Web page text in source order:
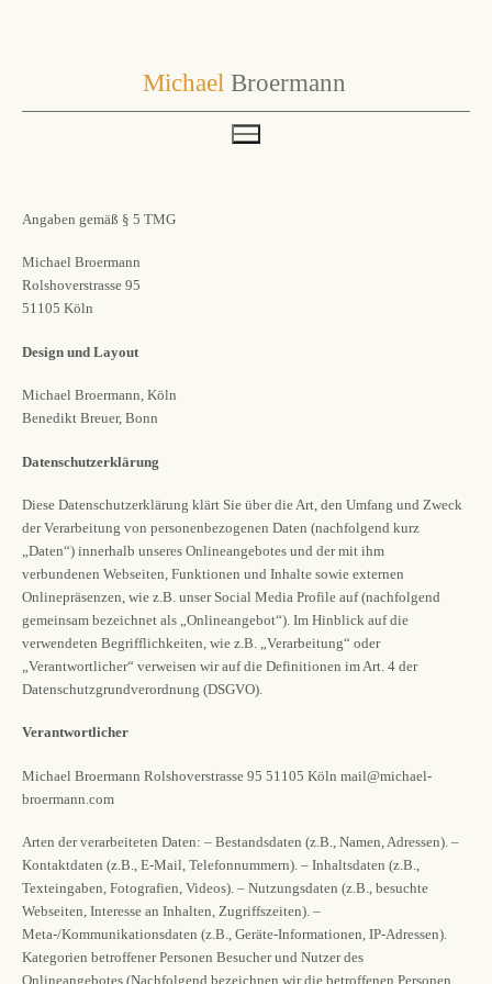
Michael Broermann
Angaben gemäß § 5 TMG
Michael Broermann
Rolshoverstrasse 95
51105 Köln
Design und Layout
Michael Broermann, Köln
Benedikt Breuer, Bonn
Datenschutzerklärung
Diese Datenschutzerklärung klärt Sie über die Art, den Umfang und Zweck
der Verarbeitung von personenbezogenen Daten (nachfolgend kurz
„Daten“) innerhalb unseres Onlineangebotes und der mit ihm
verbundenen Webseiten, Funktionen und Inhalte sowie externen
Onlinepräsenzen, wie z.B. unser Social Media Profile auf (nachfolgend
gemeinsam bezeichnet als „Onlineangebot“). Im Hinblick auf die
verwendeten Begrifflichkeiten, wie z.B. „Verarbeitung“ oder
„Verantwortlicher“ verweisen wir auf die Definitionen im Art. 4 der
Datenschutzgrundverordnung (DSGVO).
Verantwortlicher
Michael Broermann Rolshoverstrasse 95 51105 Köln mail@michael-
broermann.com
Arten der verarbeiteten Daten: – Bestandsdaten (z.B., Namen, Adressen). –
Kontaktdaten (z.B., E-Mail, Telefonnummern). – Inhaltsdaten (z.B.,
Texteingaben, Fotografien, Videos). – Nutzungsdaten (z.B., besuchte
Webseiten, Interesse an Inhalten, Zugriffszeiten). –
Meta-/Kommunikationsdaten (z.B., Geräte-Informationen, IP-Adressen).
Kategorien betroffener Personen Besucher und Nutzer des
Onlineangebotes (Nachfolgend bezeichnen wir die betroffenen Personen